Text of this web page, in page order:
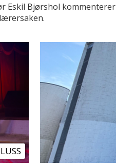
Eskil Bjørshol kommenterer